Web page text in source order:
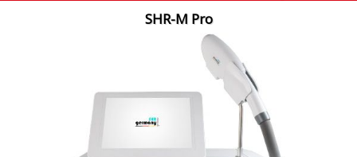
SHR-M Pro